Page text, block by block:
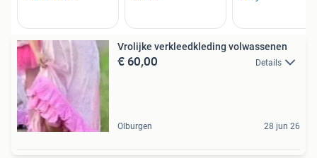
Vrolijke verkleedkleding volwassenen
€ 60,00 Details
Olburgen 28 jun 26